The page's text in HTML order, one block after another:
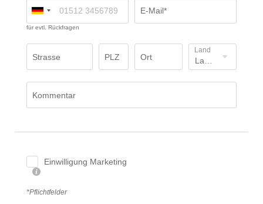
für evtl. Rückfragen
E-Mail*
Strasse PLZ Ort
Land
Kommentar
Einwilligung Marketing
*Pflichtfelder